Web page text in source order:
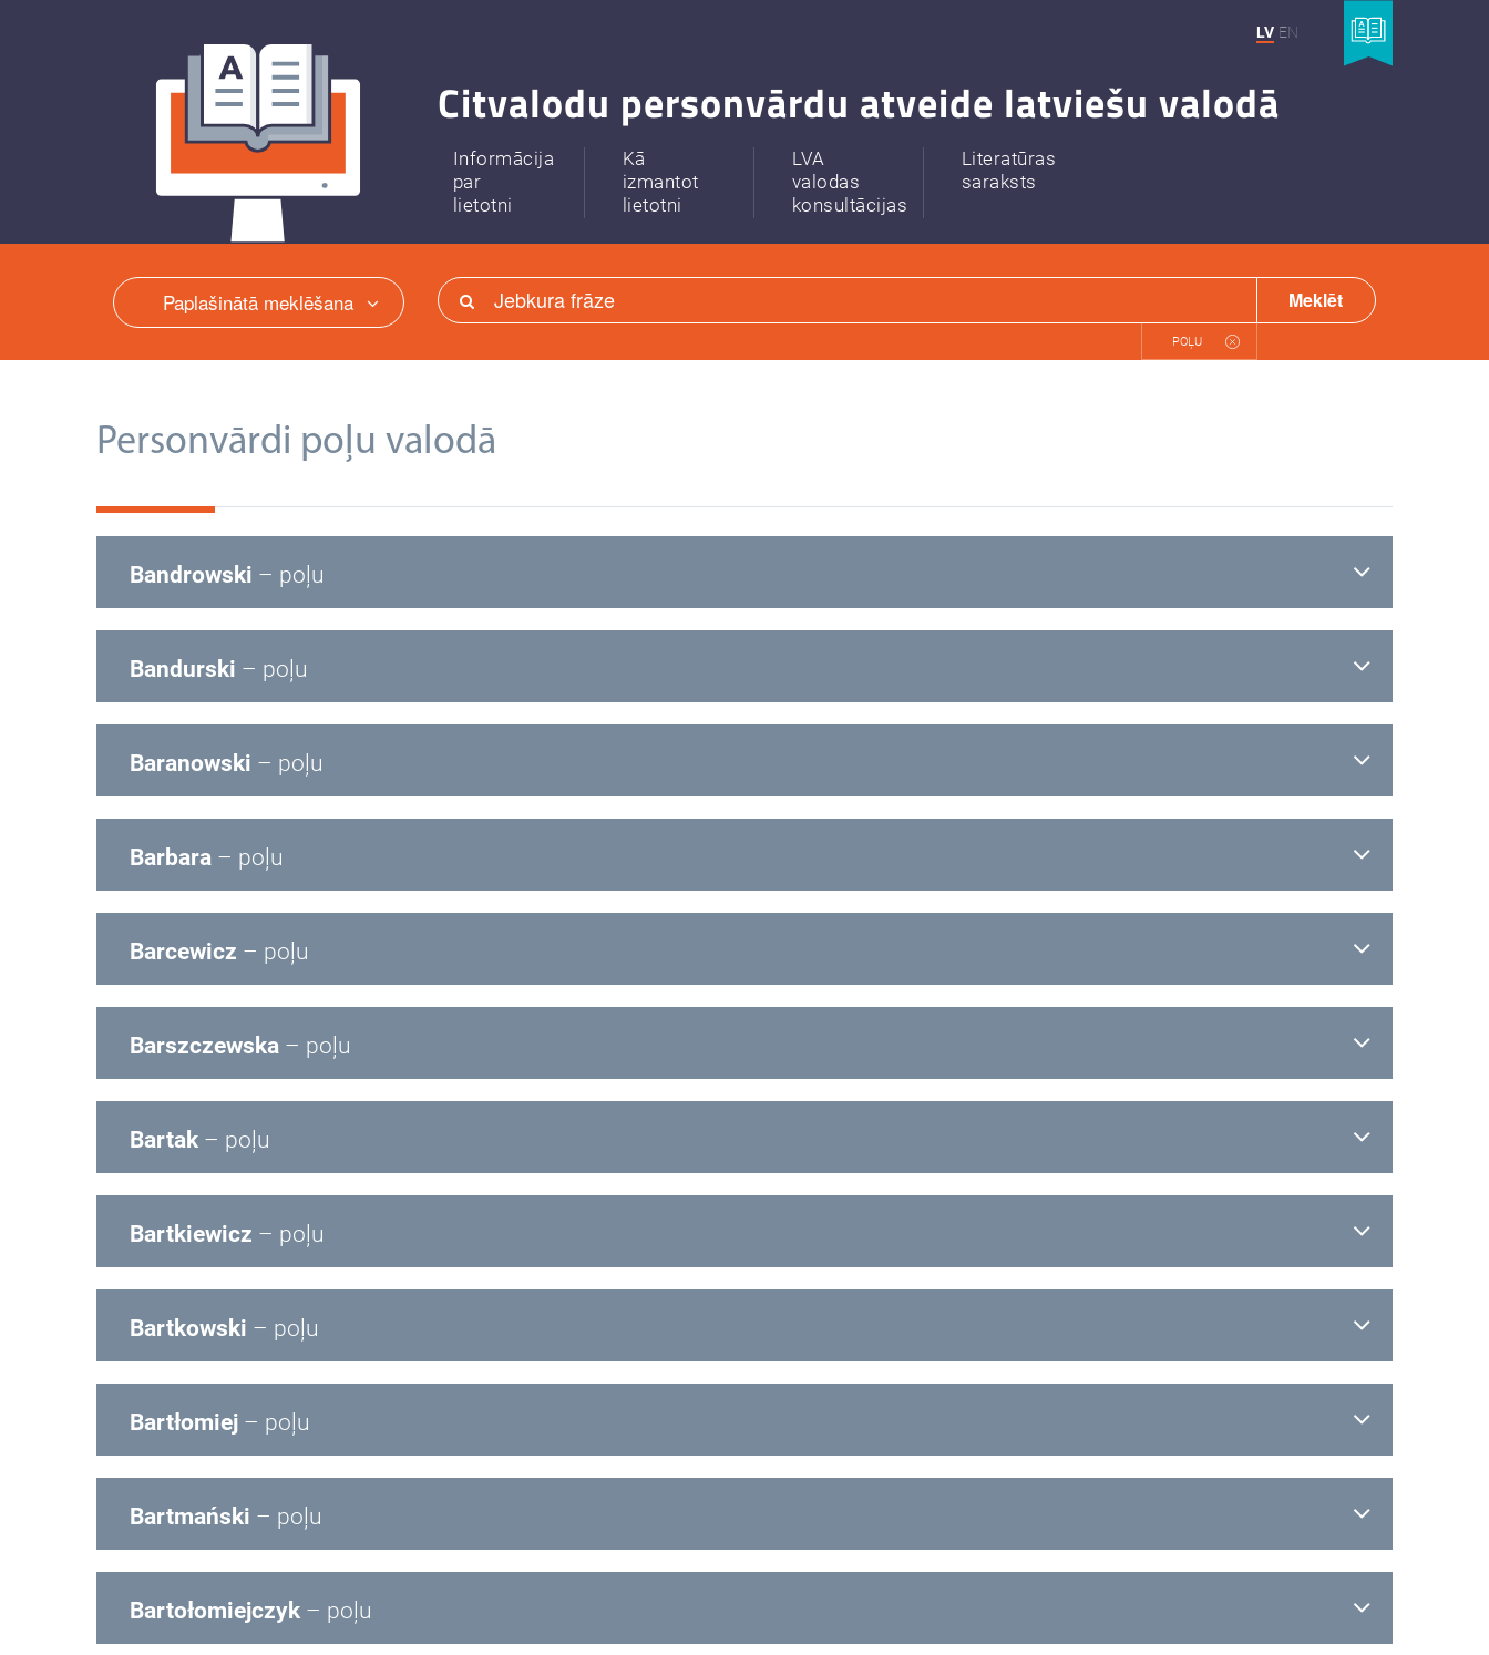
LV EN
Citvalodu personvārdu atveide latviešu valodā
Informācija
par
lietotni
Kā
izmantot
lietotni
LVA
valodas
konsultācijas
Literatūras
saraksts
Paplašinātā meklēšana
POĻU
Meklēt
Personvārdi poļu valodā
Bandrowski – poļu
Bandurski – poļu
Baranowski – poļu
Barbara – poļu
Barcewicz – poļu
Barszczewska – poļu
Bartak – poļu
Bartkiewicz – poļu
Bartkowski – poļu
Bartłomiej – poļu
Bartmański – poļu
Bartołomiejczyk – poļu